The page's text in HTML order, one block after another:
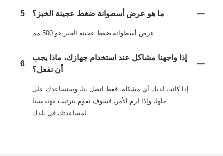
5 ما هو عرض أسطوانة ضغط عجينة الخبز؟
6
إذا واجهنا مشاكل عند استخدام جهازك، ماذا يجب
أن نفعل؟
إذا كانت لديك أي مشكلة، فقط اتصل بنا، وسنساعدك على
حلها، وإذا لزم الأمر، فسوف نقوم بترتيب مهندسينا